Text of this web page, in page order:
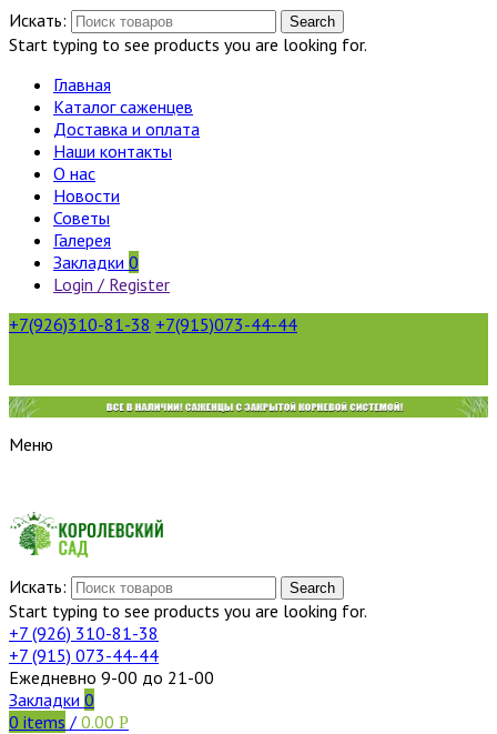
Искать: Search
Start typing to see products you are looking for.
Главная
Каталог саженцев
Доставка и оплата
Наши контакты
О нас
Новости
Советы
Галерея
Закладки 0
Login / Register
+7(926)310-81-38 +7(915)073-44-44
Меню
Искать: Search
Start typing to see products you are looking for.
+7 (926) 310-81-38
+7 (915) 073-44-44
Ежедневно 9-00 до 21-00
Закладки 0
0 items / 0.00 Р